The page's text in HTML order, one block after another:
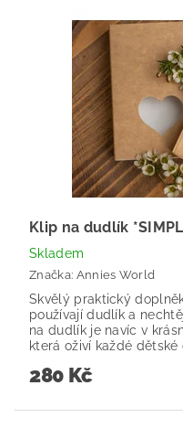
Klip na dudlík
Skladem
Značka: Annies World
Skvělý praktický
používají dudlík a
na dudlík je navíc v
která oživí každé dětské
280 Kč